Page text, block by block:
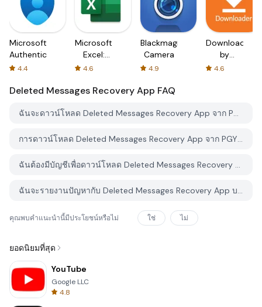
Microsoft
Authenticator
4.4
Microsoft
Excel:
Spreadsheets
4.6
Blackmagic
Camera
4.9
Downloader
by
AFTVnews
4.6
Deleted Messages Recovery App FAQ
ฉันจะดาวน์โหลด Deleted Messages Recovery App จาก PGYER APK HUB อย่างไร?
การดาวน์โหลด Deleted Messages Recovery App จาก PGYER APK HUB ฟรีหรือไม่?
ฉันต้องมีบัญชีเพื่อดาวน์โหลด Deleted Messages Recovery App จาก PGYER APK HUB หรือไม่?
ฉันจะรายงานปัญหากับ Deleted Messages Recovery App บน PGYER APK HUB ได้อย่างไร?
คุณพบคำแนะนำนี้มีประโยชน์หรือไม่ ใช่ ไม่
ยอดนิยมที่สุด
YouTube
Google LLC
4.8